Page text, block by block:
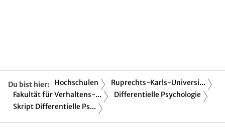
Du bist hier: Hochschulen
Ruprechts-Karls-Universi...
Fakultät für Verhaltens-...
Differentielle Psychologie
Skript Differentielle Ps...